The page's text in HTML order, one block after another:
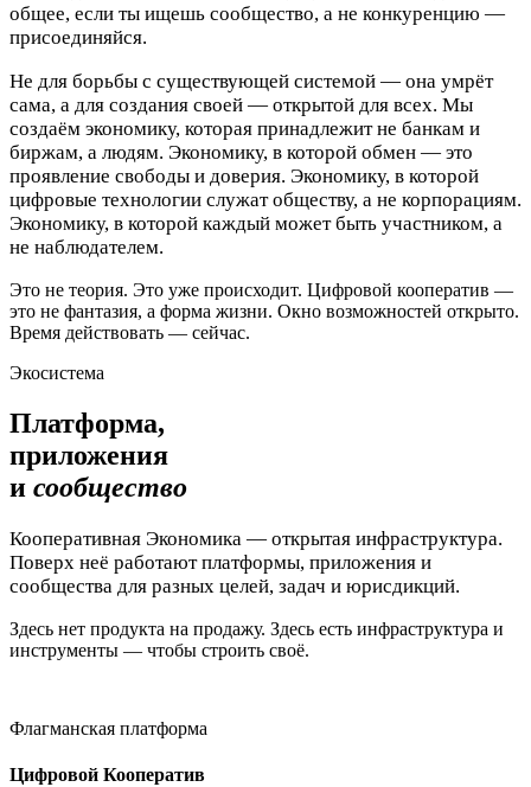
общее, если ты ищешь сообщество, а не конкуренцию —
присоединяйся.
Не для борьбы с существующей системой — она умрёт
сама, а для создания своей — открытой для всех. Мы
создаём экономику, которая принадлежит не банкам и
биржам, а людям. Экономику, в которой обмен — это
проявление свободы и доверия. Экономику, в которой
цифровые технологии служат обществу, а не корпорациям.
Экономику, в которой каждый может быть участником, а
не наблюдателем.
Это не теория. Это уже происходит. Цифровой кооператив —
это не фантазия, а форма жизни. Окно возможностей открыто.
Время действовать — сейчас.
Экосистема
Платформа,
приложения
и сообщество
Кооперативная Экономика — открытая инфраструктура.
Поверх неё работают платформы, приложения и
сообщества для разных целей, задач и юрисдикций.
Здесь нет продукта на продажу. Здесь есть инфраструктура и
инструменты — чтобы строить своё.
Флагманская платформа
Цифровой Кооператив